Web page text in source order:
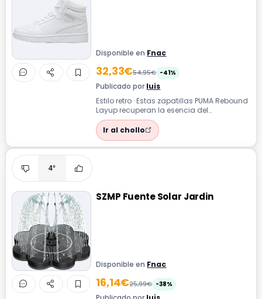
Disponible en Fnac
32,33€54,95€ -41%
Publicado por luis
Estilo retro · Estas zapatillas PUMA Rebound
Layup recuperan la esencia del
baloncesto clásico con un diseño retro y ...
Ir al chollo
4°
SZMP Fuente Solar Jardin
Disponible en Fnac
16,14€25,99€ -38%